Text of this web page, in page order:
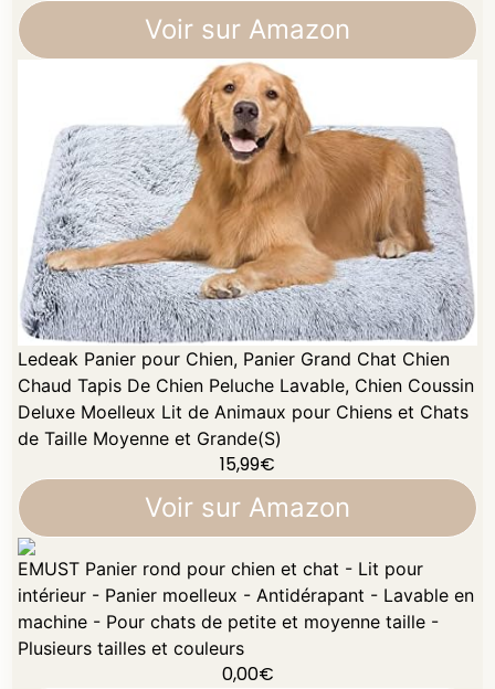
Voir sur Amazon
Ledeak Panier pour Chien, Panier Grand Chat Chien
Chaud Tapis De Chien Peluche Lavable, Chien Coussin
Deluxe Moelleux Lit de Animaux pour Chiens et Chats
de Taille Moyenne et Grande(S)
15,99€
Voir sur Amazon
EMUST Panier rond pour chien et chat - Lit pour
intérieur - Panier moelleux - Antidérapant - Lavable en
machine - Pour chats de petite et moyenne taille -
Plusieurs tailles et couleurs
0,00€